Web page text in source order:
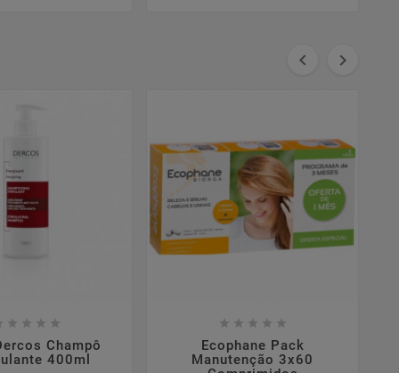
 
   
Champô
400ml
    
Ecophane Pack
Manutenção 3x60